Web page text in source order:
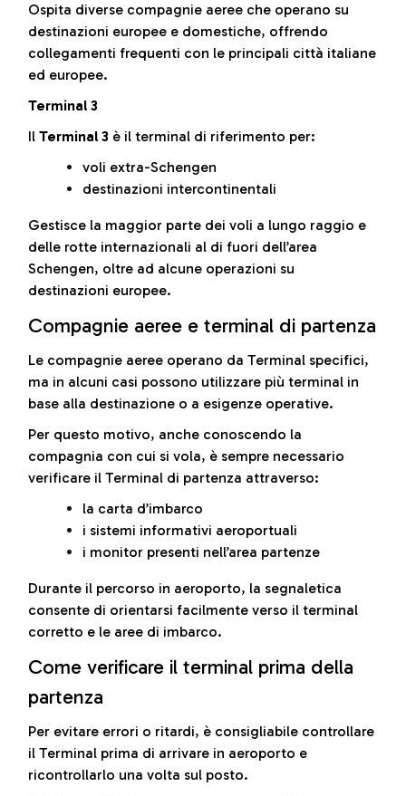
Ospita diverse compagnie aeree che operano su
destinazioni europee e domestiche, offrendo
collegamenti frequenti con le principali città italiane
ed europee.
Terminal 3
Il Terminal 3 è il terminal di riferimento per:
voli extra-Schengen
destinazioni intercontinentali
Gestisce la maggior parte dei voli a lungo raggio e
delle rotte internazionali al di fuori dell’area
Schengen, oltre ad alcune operazioni su
destinazioni europee.
Compagnie aeree e terminal di partenza
Le compagnie aeree operano da Terminal specifici,
ma in alcuni casi possono utilizzare più terminal in
base alla destinazione o a esigenze operative.
Per questo motivo, anche conoscendo la
compagnia con cui si vola, è sempre necessario
verificare il Terminal di partenza attraverso:
la carta d’imbarco
i sistemi informativi aeroportuali
i monitor presenti nell’area partenze
Durante il percorso in aeroporto, la segnaletica
consente di orientarsi facilmente verso il terminal
corretto e le aree di imbarco.
Come verificare il terminal prima della
partenza
Per evitare errori o ritardi, è consigliabile controllare
il Terminal prima di arrivare in aeroporto e
ricontrollarlo una volta sul posto.